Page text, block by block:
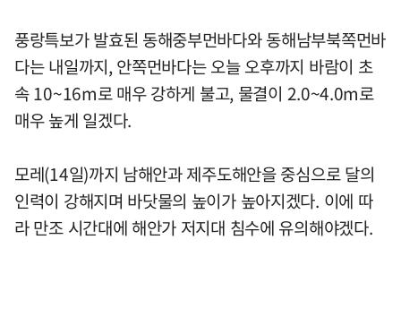
풍랑특보가 발효된 동해중부먼바다와 동해남부북쪽먼바
다는 내일까지, 안쪽먼바다는 오늘 오후까지 바람이 초
속 10~16m로 매우 강하게 불고, 물결이 2.0~4.0m로
매우 높게 일겠다.
모레(14일)까지 남해안과 제주도해안을 중심으로 달의
인력이 강해지며 바닷물의 높이가 높아지겠다. 이에 따
라 만조 시간대에 해안가 저지대 침수에 유의해야겠다.